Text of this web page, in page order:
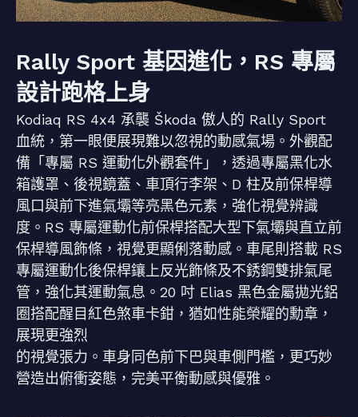
Rally Sport 基因進化，RS 專屬
設計跑格上身
Kodiaq RS 4x4 承襲 Škoda 傲人的 Rally Sport
血統，第一眼便展現難以忽視的動感氣場。外觀配
備「專屬 RS 運動化外觀套件」，透過專屬黑化水
箱護罩、後視鏡蓋、車頂行李架、D 柱及前保桿導
風口與前下進氣壩等亮黑色元素，強化視覺辨識
度。RS 專屬運動化前保桿搭配大型下氣壩與直立前
保桿導風飾條，視覺更顯俐落動感。車尾則搭載 RS
專屬運動化後保桿鑲上反光飾條及不銹鋼雙排氣尾
管，強化其運動氣息。20 吋 Elias 黑色金屬拋光鋁
圈搭配醒目紅色煞車卡鉗，猶如性能榮耀的勳章，
展現更強烈
的視覺張力。車身同色前下巴與車側門檻，更巧妙
營造出俯衝姿態，完美平衡動感與優雅。